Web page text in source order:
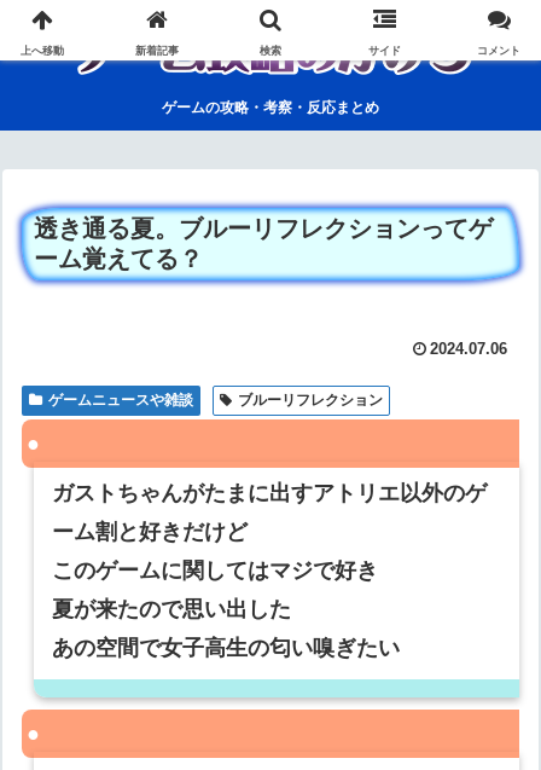
ゲームの攻略・考察・反応まとめ
透き通る夏。ブルーリフレクションってゲ
ーム覚えてる？
2024.07.06
ゲームニュースや雑談 ブルーリフレクション
ガストちゃんがたまに出すアトリエ以外のゲ
ーム割と好きだけど
このゲームに関してはマジで好き
夏が来たので思い出した
あの空間で女子高生の匂い嗅ぎたい
上へ移動 新着記事 検索 サイド コメント